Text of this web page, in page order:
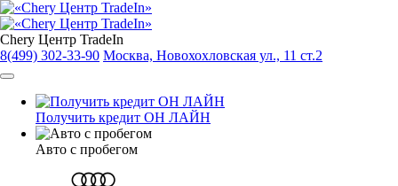
Chery Центр TradeIn
8(499) 302-33-90 Москва, Новохохловская ул., 11 ст.2
Получить кредит ОН ЛАЙН
Авто с пробегом